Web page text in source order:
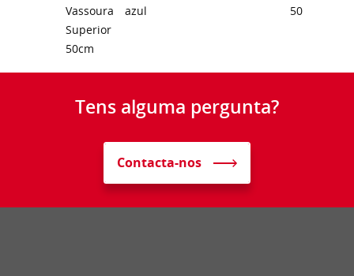
Vassoura
Superior
50cm
azul 50
Tens alguma pergunta?
Contacta-nos